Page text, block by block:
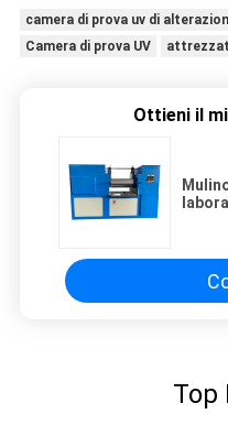
camera di prova uv di
Camera di prova UV
Ottieni il
Top